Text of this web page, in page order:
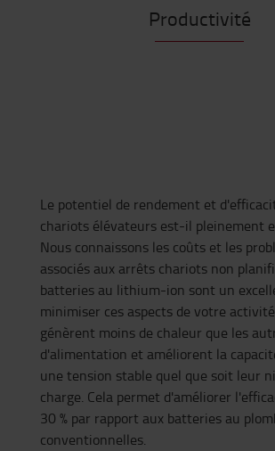
Productivité
Le potentiel de rendement et
chariots élévateurs est-il pleinement
Nous connaissons les coûts et les
associés aux arrêts chariots non
batteries au lithium-ion sont un
minimiser ces aspects de votre
génèrent moins de chaleur que les
d'alimentation et améliorent la
une tension stable quel que soit leur
charge. Cela permet d'améliorer
30 % par rapport aux batteries au
conventionnelles.